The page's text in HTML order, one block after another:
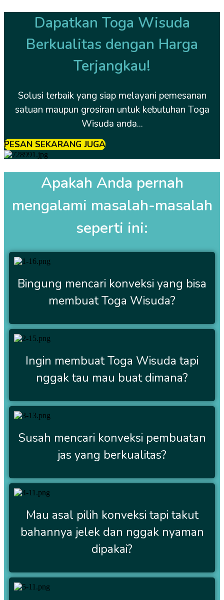
Dapatkan Toga Wisuda
Berkualitas dengan Harga
Terjangkau!
Solusi terbaik yang siap melayani pemesanan
satuan maupun grosiran untuk kebutuhan Toga
Wisuda anda...
PESAN SEKARANG JUGA
Apakah Anda pernah
mengalami masalah-masalah
seperti ini:
Bingung mencari konveksi yang bisa
membuat Toga Wisuda?
Ingin membuat Toga Wisuda tapi
nggak tau mau buat dimana?
Susah mencari konveksi pembuatan
jas yang berkualitas?
Mau asal pilih konveksi tapi takut
bahannya jelek dan nggak nyaman
dipakai?